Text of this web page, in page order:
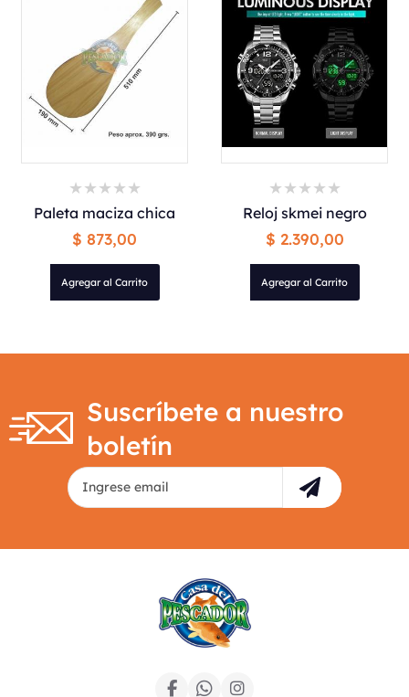
Paleta maciza chica
$ 873,00
Agregar al Carrito
Reloj skmei negro
$ 2.390,00
Agregar al Carrito
Suscríbete a nuestro
boletín